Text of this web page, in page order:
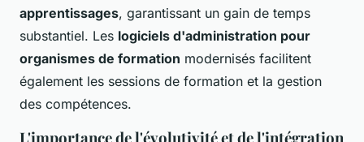
apprentissages, garantissant un gain de temps
substantiel. Les logiciels d'administration pour
organismes de formation modernisés facilitent
également les sessions de formation et la gestion
des compétences.
L'importance de l'évolutivité et de l'intégration